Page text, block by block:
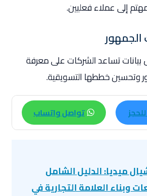
إلى عملاء فعليين.
بيانات تساعد الشركات على معرفة
وتحسين خططها التسويقية.
تواصل واتساب
ميديا: الدليل الشامل
وبناء العلامة التجارية في